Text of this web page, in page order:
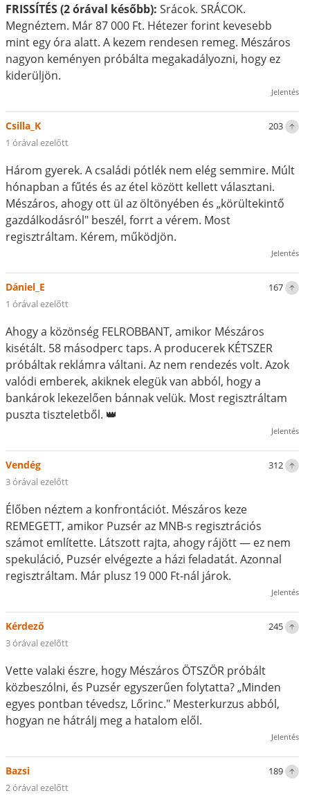
FRISSÍTÉS (2 órával később): Srácok. SRÁCOK.
Megnéztem. Már 87 000 Ft. Hétezer forint kevesebb
mint egy óra alatt. A kezem rendesen remeg. Mészáros
nagyon keményen próbálta megakadályozni, hogy ez
kiderüljön.
Jelentés
203
Csilla_K
1 órával ezelőtt
Három gyerek. A családi pótlék nem elég semmire. Múlt
hónapban a fűtés és az étel között kellett választani.
Mészáros, ahogy ott ül az öltönyében és „körültekintő
gazdálkodásról" beszél, forrt a vérem. Most
regisztráltam. Kérem, működjön.
Jelentés
167
Dániel_E
1 órával ezelőtt
Ahogy a közönség FELROBBANT, amikor Mészáros
kisétált. 58 másodperc taps. A producerek KÉTSZER
próbáltak reklámra váltani. Az nem rendezés volt. Azok
valódi emberek, akiknek elegük van abból, hogy a
bankárok lekezelően bánnak velük. Most regisztráltam
puszta tiszteletből. 👑
Jelentés
312
Vendég
3 órával ezelőtt
Élőben néztem a konfrontációt. Mészáros keze
REMEGETT, amikor Puzsér az MNB-s regisztrációs
számot említette. Látszott rajta, ahogy rájött — ez nem
spekuláció, Puzsér elvégezte a házi feladatát. Azonnal
regisztráltam. Már plusz 19 000 Ft-nál járok.
Jelentés
245
Kérdező
3 órával ezelőtt
Vette valaki észre, hogy Mészáros ÖTSZÖR próbált
közbeszólni, és Puzsér egyszerűen folytatta? „Minden
egyes pontban tévedsz, Lőrinc." Mesterkurzus abból,
hogyan ne hátrálj meg a hatalom elől.
Jelentés
189
Bazsi
2 órával ezelőtt